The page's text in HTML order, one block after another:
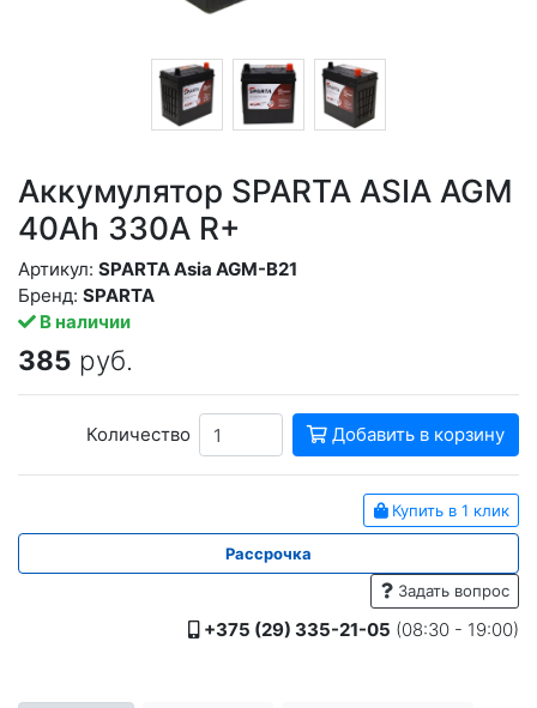
Аккумулятор SPARTA ASIA AGM
40Ah 330A R+
В наличии
Бренд: SPARTA
Артикул: SPARTA Asia AGM-B21
385 руб.
Количество Добавить в корзину
Купить в 1 клик
Рассрочка
Задать вопрос
+375 (29) 335-21-05 (08:30 - 19:00)